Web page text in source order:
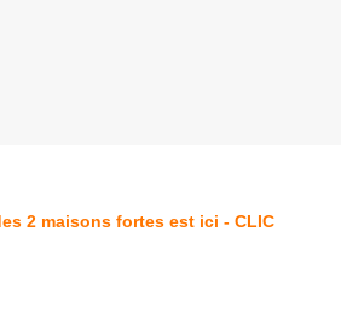
2 maisons fortes est ici - CLIC